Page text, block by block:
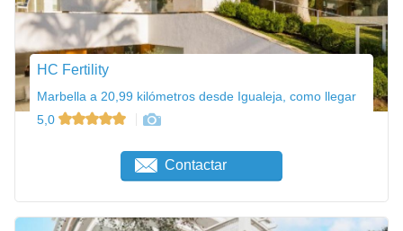
HC Fertility
Marbella a 20,99 kilómetros desde Igualeja, como llegar
5,0
Contactar